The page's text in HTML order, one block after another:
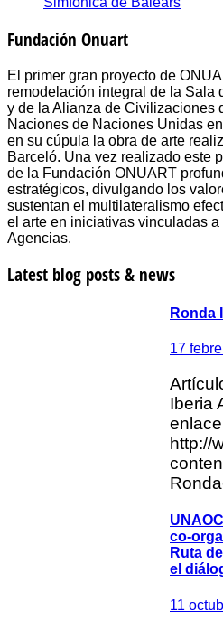
Fundación Onuart
El primer gran proyecto de
remodelación integral de la Sala
y de la Alianza de Civilizaciones
Naciones de Naciones Unidas
en su cúpula la obra de arte
Barceló. Una vez realizado este
de la Fundación ONUART
estratégicos, divulgando los
sustentan el multilateralismo
el arte en iniciativas vinculadas
Agencias.
Latest blog posts & news
Ronda
17
Iberia
http://
co-
Ruta
el
11